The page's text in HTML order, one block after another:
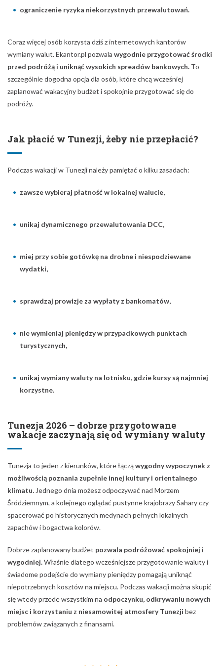
ograniczenie ryzyka niekorzystnych przewalutowań.
Coraz więcej osób korzysta dziś z internetowych kantorów
wymiany walut. Ekantor.pl pozwala wygodnie przygotować środki
przed podróżą i uniknąć wysokich spreadów bankowych. To
szczególnie dogodna opcja dla osób, które chcą wcześniej
zaplanować wakacyjny budżet i spokojnie przygotować się do
podróży.
Jak płacić w Tunezji, żeby nie przepłacić?
Podczas wakacji w Tunezji należy pamiętać o kilku zasadach:
zawsze wybieraj płatność w lokalnej walucie,
unikaj dynamicznego przewalutowania DCC,
miej przy sobie gotówkę na drobne i niespodziewane
wydatki,
sprawdzaj prowizje za wypłaty z bankomatów,
nie wymieniaj pieniędzy w przypadkowych punktach
turystycznych,
unikaj wymiany waluty na lotnisku, gdzie kursy są najmniej
korzystne.
Tunezja 2026 – dobrze przygotowane
wakacje zaczynają się od wymiany waluty
Tunezja to jeden z kierunków, które łącząwygodny wypoczynek z
możliwością poznania zupełnie innej kultury i orientalnego
klimatu. Jednego dnia możesz odpoczywać nad Morzem
Śródziemnym, a kolejnego oglądać pustynne krajobrazy Sahary czy
spacerować po historycznych medynach pełnych lokalnych
zapachów i bogactwa kolorów.
Dobrze zaplanowany budżet pozwala podróżować spokojniej i
wygodniej.Właśnie dlatego wcześniejsze przygotowanie waluty i
świadome podejście do wymiany pieniędzy pomagają uniknąć
niepotrzebnych kosztów na miejscu. Podczas wakacji można skupić
się wtedy przede wszystkim na odpoczynku, odkrywaniu nowych
miejsc i korzystaniu z niesamowitej atmosfery Tunezji bez
problemów związanych z finansami.